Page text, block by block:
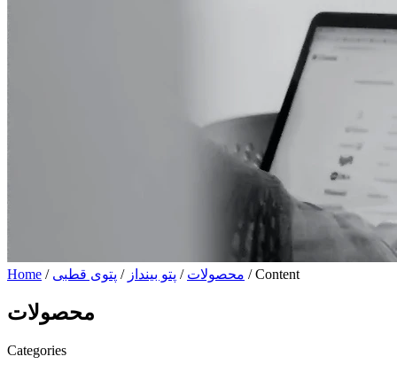
Home / محصولات / پتو بینداز / پتوی قطبی / Content
محصولات
Categories